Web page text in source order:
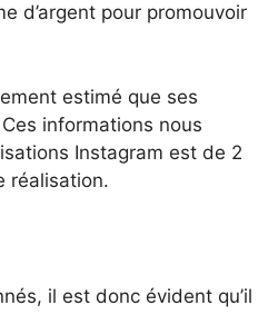
d’argent pour promouvoir
estimé que ses
informations nous
Instagram est de 2
réalisation.
il est donc évident qu’il